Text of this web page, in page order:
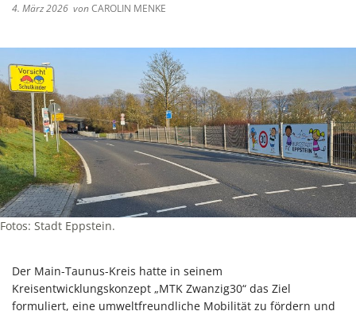
4. März 2026 vonCAROLIN MENKE
Fotos: Stadt Eppstein.
Der Main-Taunus-Kreis hatte in seinem
Kreisentwicklungskonzept „MTK Zwanzig30“ das Ziel
formuliert, eine umweltfreundliche Mobilität zu fördern und